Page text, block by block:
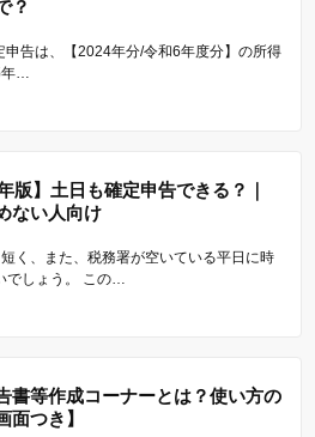
？
告は、【2024年分/令和6年度分】の所得
…
年版】土日も確定申告できる？｜
ない人向け
く、また、税務署が空いている平日に時
でしょう。 この…
書等作成コーナーとは？使い方の
面つき】